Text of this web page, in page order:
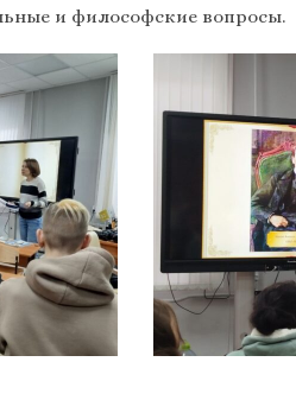
и философские вопросы.